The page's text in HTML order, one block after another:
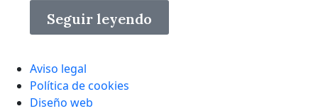
Seguir leyendo
Aviso legal
Política de cookies
Diseño web